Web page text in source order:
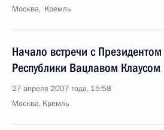
Москва, Кремль
Начало встречи с
Республики Вацлавом Клаусом
27 апреля 2007 года, 15:58
Москва, Кремль